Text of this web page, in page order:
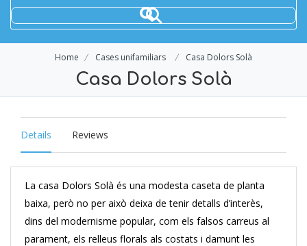
Home Cases unifamiliars Casa Dolors Solà
Casa Dolors Solà
Details Reviews
La casa Dolors Solà és una modesta caseta de planta
baixa, però no per això deixa de tenir detalls d’interès,
dins del modernisme popular, com els falsos carreus al
parament, els relleus florals als costats i damunt les